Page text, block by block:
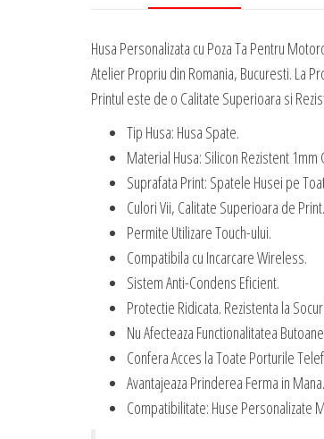
Husa Personalizata cu Poza Ta Pentru
Atelier Propriu din Romania, Bucuresti. La
Printul este de o Calitate Superioara si
Tip Husa: Husa Spate.
Material Husa: Silicon Rezistent 1mm
Suprafata Print: Spatele Husei pe
Culori Vii, Calitate Superioara de Print.
Permite Utilizare Touch-ului.
Compatibila cu Incarcare Wireless.
Sistem Anti-Condens Eficient.
Protectie Ridicata. Rezistenta la
Nu Afecteaza Functionalitatea
Confera Acces la Toate Porturile
Avantajeaza Prinderea Ferma in Mana.
Compatibilitate: Huse Personalizate